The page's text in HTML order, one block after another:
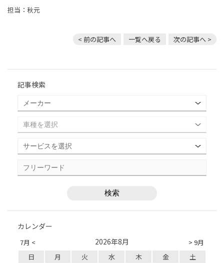
担当：秋元
< 前の記事へ 一覧へ戻る 次の記事へ >
記事検索
カレンダー
7月 < > 9月
2026年8月
日 月 火 水 木 金
土